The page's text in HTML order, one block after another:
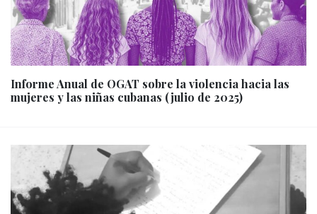
Informe Anual de OGAT sobre la violencia hacia las
mujeres y las niñas cubanas (julio de 2025)